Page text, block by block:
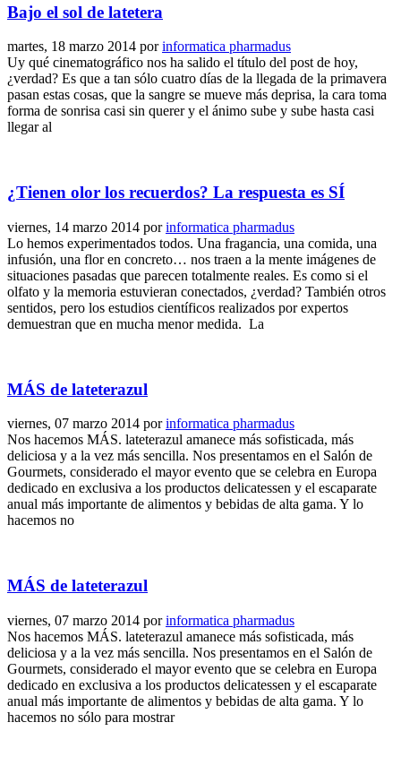
Bajo el sol de latetera
martes, 18 marzo 2014 porinformatica pharmadus
Uy qué cinematográfico nos ha salido el título del post de hoy,
¿verdad? Es que a tan sólo cuatro días de la llegada de la primavera
pasan estas cosas, que la sangre se mueve más deprisa, la cara toma
forma de sonrisa casi sin querer y el ánimo sube y sube hasta casi
llegar al
¿Tienen olor los recuerdos? La respuesta es SÍ
viernes, 14 marzo 2014 porinformatica pharmadus
Lo hemos experimentados todos. Una fragancia, una comida, una
infusión, una flor en concreto… nos traen a la mente imágenes de
situaciones pasadas que parecen totalmente reales. Es como si el
olfato y la memoria estuvieran conectados, ¿verdad? También otros
sentidos, pero los estudios científicos realizados por expertos
demuestran que en mucha menor medida. La
MÁS de lateterazul
viernes, 07 marzo 2014 porinformatica pharmadus
Nos hacemos MÁS. lateterazul amanece más sofisticada, más
deliciosa y a la vez más sencilla. Nos presentamos en el Salón de
Gourmets, considerado el mayor evento que se celebra en Europa
dedicado en exclusiva a los productos delicatessen y el escaparate
anual más importante de alimentos y bebidas de alta gama. Y lo
hacemos no
MÁS de lateterazul
viernes, 07 marzo 2014 porinformatica pharmadus
Nos hacemos MÁS. lateterazul amanece más sofisticada, más
deliciosa y a la vez más sencilla. Nos presentamos en el Salón de
Gourmets, considerado el mayor evento que se celebra en Europa
dedicado en exclusiva a los productos delicatessen y el escaparate
anual más importante de alimentos y bebidas de alta gama. Y lo
hacemos no sólo para mostrar